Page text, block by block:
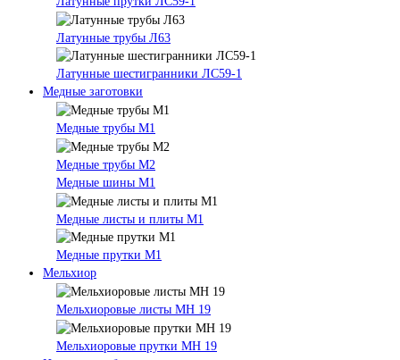
Латунные трубы Л63
Латунные шестигранники ЛС59-1
Медные заготовки
Медные трубы М1
Медные трубы М2
Медные шины М1
Медные листы и плиты М1
Медные прутки М1
Мельхиор
Мельхиоровые листы МН 19
Мельхиоровые прутки МН 19